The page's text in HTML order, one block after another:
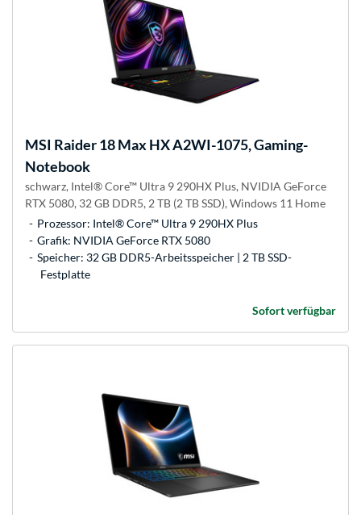
MSI Raider 18 Max HX A2WI-1075, Gaming-
Notebook
schwarz, Intel® Core™ Ultra 9 290HX Plus, NVIDIA GeForce
RTX 5080, 32 GB DDR5, 2 TB (2 TB SSD), Windows 11 Home
Prozessor: Intel® Core™ Ultra 9 290HX Plus
Grafik: NVIDIA GeForce RTX 5080
Speicher: 32 GB DDR5-Arbeitsspeicher | 2 TB SSD-
Festplatte
Sofort verfügbar